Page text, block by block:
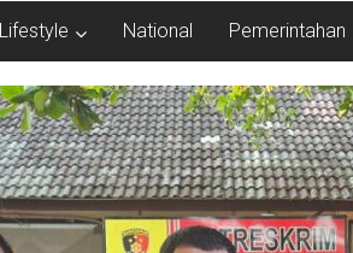
Lifestyle National Pemerintahan